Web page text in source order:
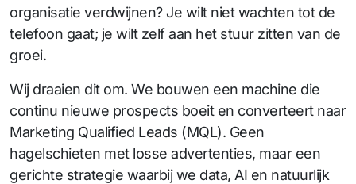
organisatie verdwijnen? Je wilt niet wachten tot de
telefoon gaat; je wilt zelf aan het stuur zitten van de
groei.
Wij draaien dit om. We bouwen een machine die
continu nieuwe prospects boeit en converteert naar
Marketing Qualified Leads (MQL). Geen
hagelschieten met losse advertenties, maar een
gerichte strategie waarbij we data, AI en natuurlijk